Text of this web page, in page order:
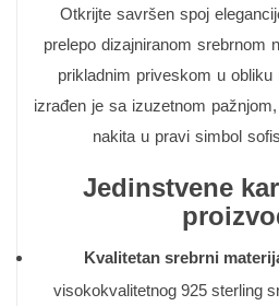
Otkrijte savršen spoj
prelepo dizajniranom srebrnom
prikladnim priveskom u
izrađen je sa izuzetnom
nakita u pravi simbol
Jedinstvene
Kvalitetan srebrni
visokokvalitetnog 925 sterling